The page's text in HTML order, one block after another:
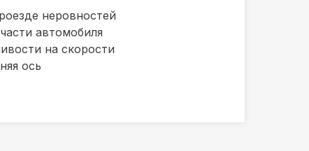
неровностей
автомобиля
на скорости
ось